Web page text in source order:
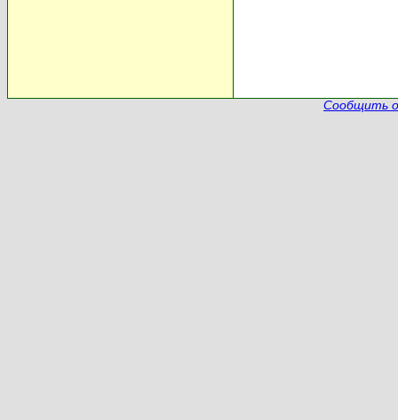
Сообщить о